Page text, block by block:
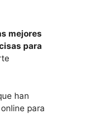
mejores
para
han
para